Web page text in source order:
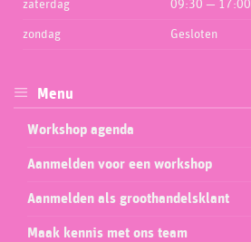
zaterdag 09:30 — 17:00
zondag Gesloten
Menu
Workshop agenda
Aanmelden voor een workshop
Aanmelden als groothandelsklant
Maak kennis met ons team